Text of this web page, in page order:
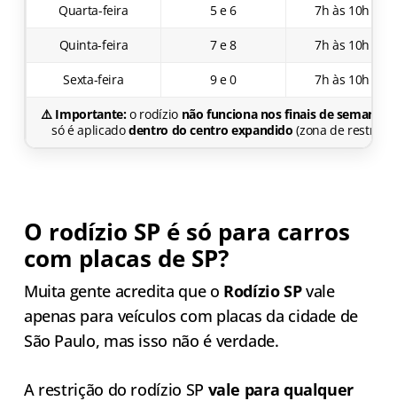
Quarta-feira 5 e 6 7h às 10h /
Quinta-feira 7 e 8 7h às 10h /
Sexta-feira 9 e 0 7h às 10h /
⚠️ Importante:o rodízio não funciona nos finais de semana e
só é aplicadodentro do centro expandido (zona de
O rodízio SP é só para carros
com placas de SP?
Muita gente acredita que o Rodízio SPvale
apenas para veículos com placas da cidade de
São Paulo, mas isso não é verdade.
A restrição do rodízio SP vale para qualquer